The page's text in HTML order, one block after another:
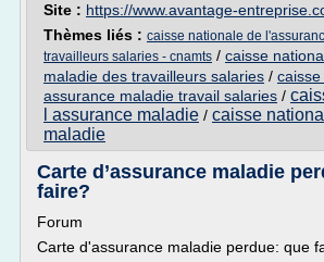
Site : https://www.avantage-
Thèmes liés : caisse nationale de
travailleurs salaries - cnamts / caisse
maladie des travailleurs salaries /
assurance maladie travail salaries /
l assurance maladie / caisse
maladie
Carte d’assurance maladie
faire?
Forum
Carte d'assurance maladie perdue: que